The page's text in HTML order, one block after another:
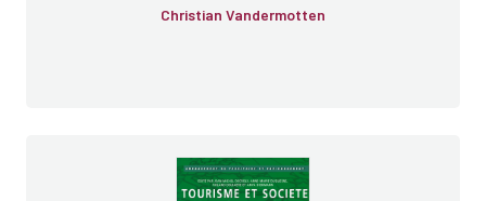
Christian Vandermotten